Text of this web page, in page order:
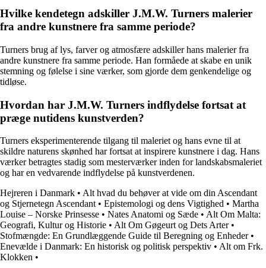
Hvilke kendetegn adskiller J.M.W. Turners malerier
fra andre kunstnere fra samme periode?
Turners brug af lys, farver og atmosfære adskiller hans malerier fra
andre kunstnere fra samme periode. Han formåede at skabe en unik
stemning og følelse i sine værker, som gjorde dem genkendelige og
tidløse.
Hvordan har J.M.W. Turners indflydelse fortsat at
præge nutidens kunstverden?
Turners eksperimenterende tilgang til maleriet og hans evne til at
skildre naturens skønhed har fortsat at inspirere kunstnere i dag. Hans
værker betragtes stadig som mesterværker inden for landskabsmaleriet
og har en vedvarende indflydelse på kunstverdenen.
Hejreren i Danmark • Alt hvad du behøver at vide om din Ascendant
og Stjernetegn Ascendant • Epistemologi og dens Vigtighed • Martha
Louise – Norske Prinsesse • Nates Anatomi og Sæde • Alt Om Malta:
Geografi, Kultur og Historie • Alt Om Gøgeurt og Dets Arter•
Stofmængde: En Grundlæggende Guide til Beregning og Enheder•
Enevælde i Danmark: En historisk og politisk perspektiv • Alt om Frk.
Klokken •